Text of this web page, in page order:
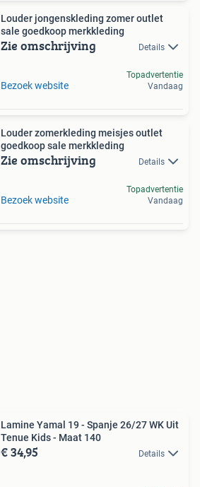
Louder jongenskleding zomer outlet
sale goedkoop merkkleding
Zie omschrijving Details
Bezoek website
Topadvertentie
Vandaag
Louder zomerkleding meisjes outlet
goedkoop sale merkkleding
Zie omschrijving Details
Bezoek website
Topadvertentie
Vandaag
Lamine Yamal 19 - Spanje 26/27 WK Uit
Tenue Kids - Maat 140
€ 34,95 Details